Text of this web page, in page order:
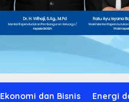
Ekonomi dan Bisnis Energi